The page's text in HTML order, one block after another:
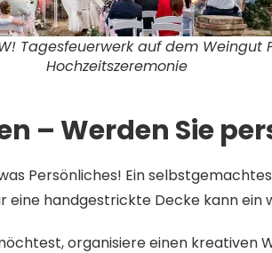
Tagesfeuerwerk auf dem Weingut
Hochzeitszeremonie
– Werden Sie
Persönliches! Ein
eine handgestrickte Decke kann ein
organisiere einen kreativen